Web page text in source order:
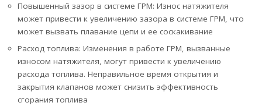
Повышенный зазор в системе ГРМ: Износ натяжителя
может привести к увеличению зазора в системе ГРМ, что
может вызвать плавание цепи и ее соскакивание
Расход топлива: Изменения в работе ГРМ, вызванные
износом натяжителя, могут привести к увеличению
расхода топлива. Неправильное время открытия и
закрытия клапанов может снизить эффективность
сгорания топлива